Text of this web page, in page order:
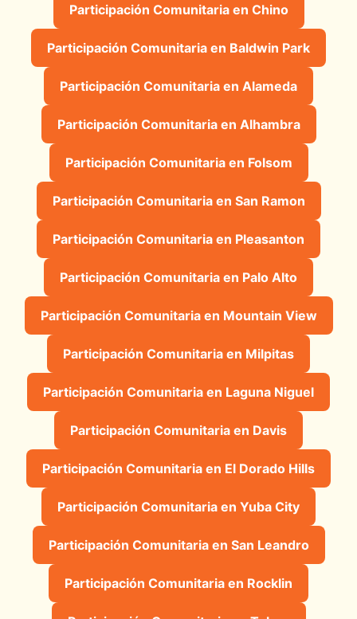
Participación Comunitaria en Chino
Participación Comunitaria en Baldwin Park
Participación Comunitaria en Alameda
Participación Comunitaria en Alhambra
Participación Comunitaria en Folsom
Participación Comunitaria en San Ramon
Participación Comunitaria en Pleasanton
Participación Comunitaria en Palo Alto
Participación Comunitaria en Mountain View
Participación Comunitaria en Milpitas
Participación Comunitaria en Laguna Niguel
Participación Comunitaria en Davis
Participación Comunitaria en El Dorado Hills
Participación Comunitaria en Yuba City
Participación Comunitaria en San Leandro
Participación Comunitaria en Rocklin